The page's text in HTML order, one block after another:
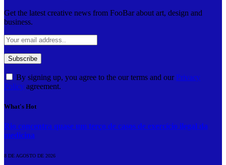
Get the latest creative news from FooBar about art, design and
business.
By signing up, you agree to the our terms and our Privacy
Policy agreement.
What's Hot
Rio concentra quase um terço de casos de exercício ilegal da
medicina
8 DE AGOSTO DE 2026